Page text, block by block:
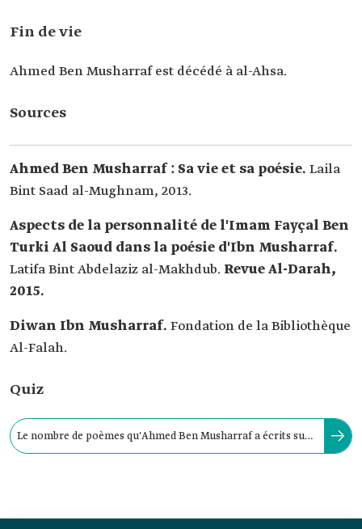
Fin de vie
Ahmed Ben Musharraf est décédé à al-Ahsa.
Sources
Ahmed Ben Musharraf : Sa vie et sa poésie. Laila
Bint Saad al-Mughnam, 2013.
Aspects de la personnalité de l'Imam Fayçal Ben
Turki Al Saoud dans la poésie d'Ibn Musharraf.
Latifa Bint Abdelaziz al-Makhdub. Revue Al-Darah,
2015.
Diwan Ibn Musharraf. Fondation de la Bibliothèque
Al-Falah.
Quiz
Le nombre de poèmes qu'Ahmed Ben Musharraf a écrits sur